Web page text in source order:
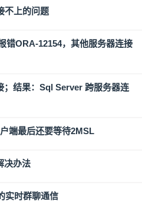
不上的问题
错ORA-12154，其他服务器连接
结果：Sql Server 跨服务器连
端最后还要等待2MSL
决办法
实时群聊通信